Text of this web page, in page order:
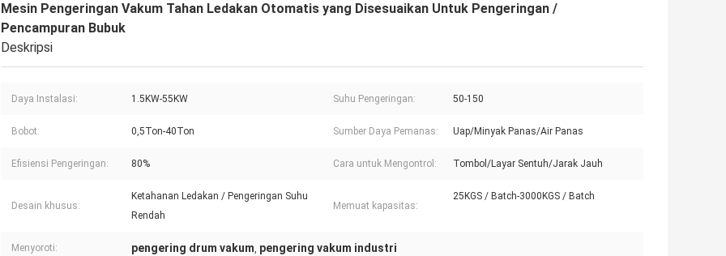
Mesin Pengeringan Vakum Tahan Ledakan Otomatis yang Disesuaikan Untuk Pengeringan /
Pencampuran Bubuk
Deskripsi
Daya Instalasi: 1.5KW-55KW Suhu Pengeringan: 50-150
Bobot: 0,5Ton-40Ton Sumber Daya Pemanas: Uap/Minyak Panas/Air Panas
Efisiensi Pengeringan: 80% Cara untuk Mengontrol: Tombol/Layar Sentuh/Jarak Jauh
Desain khusus:
Ketahanan Ledakan / Pengeringan Suhu
Rendah
Memuat kapasitas:
25KGS / Batch-3000KGS / Batch
Menyoroti: pengering drum vakum, pengering vakum industri